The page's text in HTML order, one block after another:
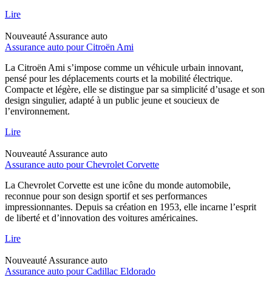
Lire
Nouveauté Assurance auto
Assurance auto pour Citroën Ami
La Citroën Ami s’impose comme un véhicule urbain innovant,
pensé pour les déplacements courts et la mobilité électrique.
Compacte et légère, elle se distingue par sa simplicité d’usage et son
design singulier, adapté à un public jeune et soucieux de
l’environnement.
Lire
Nouveauté Assurance auto
Assurance auto pour Chevrolet Corvette
La Chevrolet Corvette est une icône du monde automobile,
reconnue pour son design sportif et ses performances
impressionnantes. Depuis sa création en 1953, elle incarne l’esprit
de liberté et d’innovation des voitures américaines.
Lire
Nouveauté Assurance auto
Assurance auto pour Cadillac Eldorado